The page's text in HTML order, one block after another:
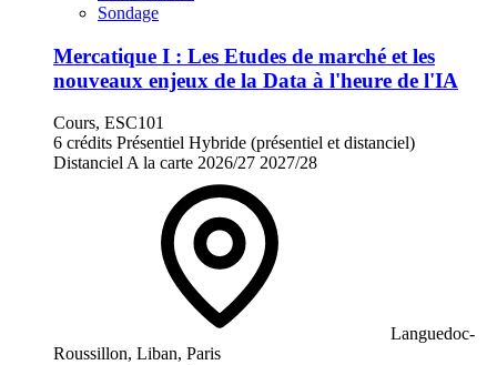
Sondage
Mercatique I : Les Etudes de marché et les
nouveaux enjeux de la Data à l'heure de l'IA
Cours, ESC101
6 crédits Présentiel Hybride (présentiel et distanciel)
Distanciel A la carte 2026/27 2027/28
Languedoc-
Roussillon, Liban, Paris